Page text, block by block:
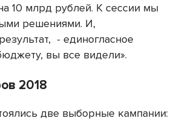
10 млрд рублей. К сессии мы
решениями. И,
- единогласное
вы все видели».
2018
две выборные кампании: